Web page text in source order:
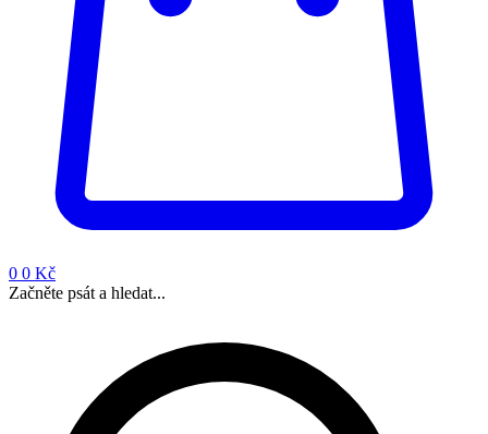
0 0 Kč
Začněte psát a hledat...